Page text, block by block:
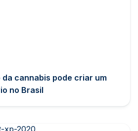
da cannabis pode criar um
no Brasil